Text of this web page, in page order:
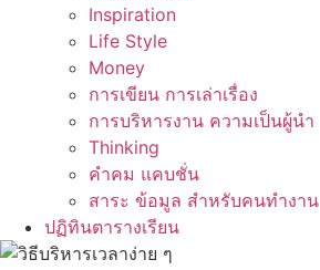
Inspiration
Life Style
Money
การเขียน การเล่าเรื่อง
การบริหารงาน ความเป็นผู้นำ
Thinking
คำคม แคบชั่น
สาระ ข้อมูล สำหรับคนทำงาน
ปฏิทินตารางเรียน